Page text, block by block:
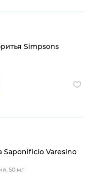
Simpsons
Saponificio Varesino
50 мл